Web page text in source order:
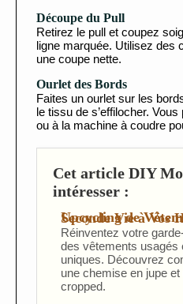
Découpe du Pull
Retirez le pull et coupez
ligne marquée. Utilisez des
une coupe nette.
Ourlet des Bords
Faites un ourlet sur les
le tissu de s’effilocher.
ou à la machine à coudre
Cet article DIY
intéresser :
Upcycling de Vêtements : Donner une Seconde
Réinventez votre
des vêtements usagés
uniques. Découvrez
une chemise en jupe
cropped.